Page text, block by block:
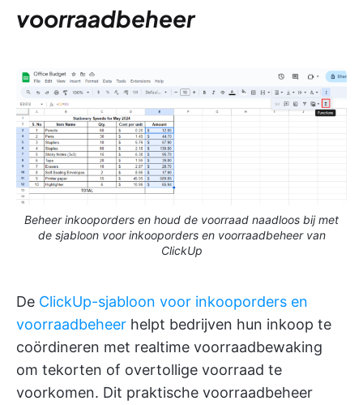
voorraadbeheer
Beheer inkooporders en houd de voorraad naadloos bij met
de sjabloon voor inkooporders en voorraadbeheer van
ClickUp
De ClickUp-sjabloon voor inkooporders en
voorraadbeheer helpt bedrijven hun inkoop te
coördineren met realtime voorraadbewaking
om tekorten of overtollige voorraad te
voorkomen. Dit praktische voorraadbeheer